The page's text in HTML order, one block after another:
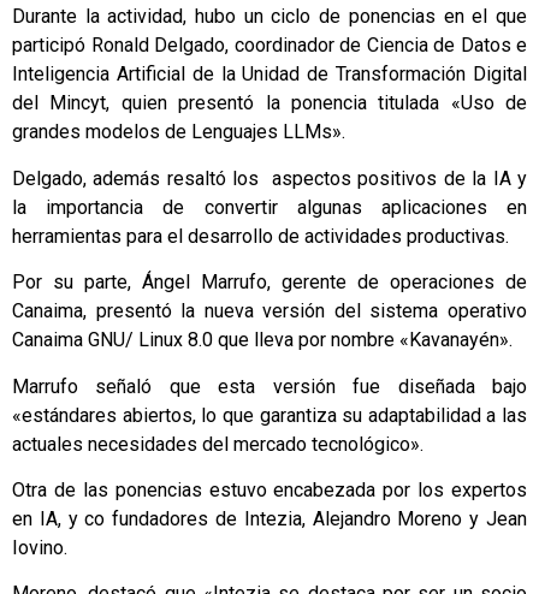
Durante la actividad, hubo un ciclo de ponencias en el que
participó Ronald Delgado, coordinador de Ciencia de Datos e
Inteligencia Artificial de la Unidad de Transformación Digital
del Mincyt, quien presentó la ponencia titulada «Uso de
grandes modelos de Lenguajes LLMs».
Delgado, además resaltó los aspectos positivos de la IA y
la importancia de convertir algunas aplicaciones en
herramientas para el desarrollo de actividades productivas.
Por su parte, Ángel Marrufo, gerente de operaciones de
Canaima, presentó la nueva versión del sistema operativo
Canaima GNU/ Linux 8.0 que lleva por nombre «Kavanayén».
Marrufo señaló que esta versión fue diseñada bajo
«estándares abiertos, lo que garantiza su adaptabilidad a las
actuales necesidades del mercado tecnológico».
Otra de las ponencias estuvo encabezada por los expertos
en IA, y co fundadores de Intezia, Alejandro Moreno y Jean
Iovino.